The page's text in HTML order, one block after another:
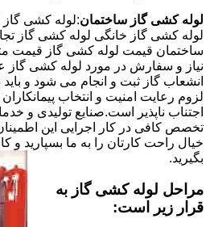
لوله کشی گاز ساختمان:لوله کشی
لوله کشی گاز خانگی لوله کشی گاز
ساختمان قیمت لوله کشی گاز قیمت
نیاز و سفارش در مورد لوله کشی گاز
انشعاب گاز ثبت و انجام می شود و
لزوم رعایت امنیت و انتخاب
اجتناب ناپذیر است.صنایع تولیدی و
تخصص کافی در کار اجرایی این
خیال راحت کارتان را به ما بسپارید و
بگیرید.
مراحل لوله کشی گاز به
قرار زیر است: